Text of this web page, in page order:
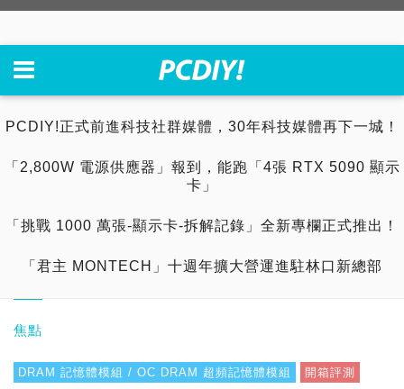
PCDIY!正式前進科技社群媒體，30年科技媒體再下一城！
「2,800W 電源供應器」報到，能跑「4張 RTX 5090 顯示
卡」
「挑戰 1000 萬張-顯示卡-拆解記錄」全新專欄正式推出！
「君主 MONTECH」十週年擴大營運進駐林口新總部
焦點
DRAM 記憶體模組 / OC DRAM 超頻記憶體模組 開箱評測